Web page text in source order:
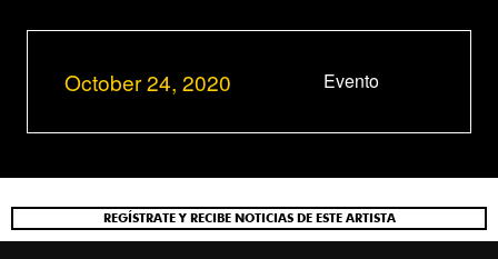
October 24, 2020 Evento
REGÍSTRATE Y RECIBE NOTICIAS DE ESTE ARTISTA